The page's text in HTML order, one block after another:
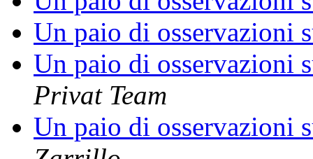
Un paio di osservazioni
Un paio di osservazioni
Privat Team
Un paio di osservazioni